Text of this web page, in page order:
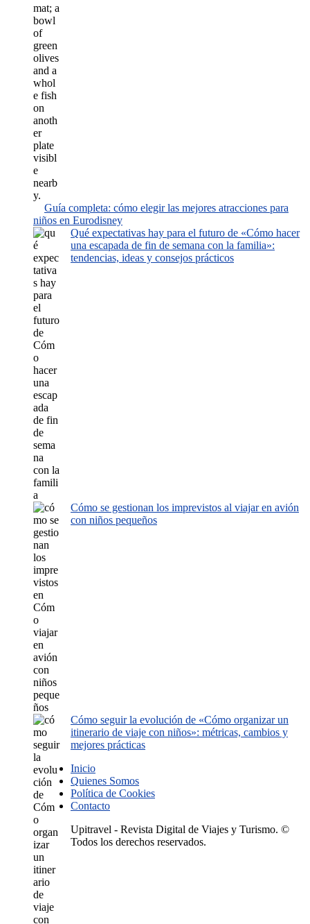
Guía completa: cómo elegir las mejores atracciones para
niños en Eurodisney
Qué expectativas hay para el futuro de «Cómo hacer
una escapada de fin de semana con la familia»:
tendencias, ideas y consejos prácticos
Cómo se gestionan los imprevistos al viajar en avión
con niños pequeños
Cómo seguir la evolución de «Cómo organizar un
itinerario de viaje con niños»: métricas, cambios y
mejores prácticas
Inicio
Quienes Somos
Política de Cookies
Contacto
Upitravel - Revista Digital de Viajes y Turismo. ©
Todos los derechos reservados.